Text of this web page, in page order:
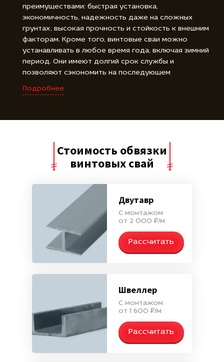
преимуществами: быстрая установка,
экономичность, надежность даже на сложных
грунтах, высокая прочность и стойкость к внешним
факторам. Кроме того, винтовые сваи можно
устанавливать в любое время года, включая зимний
период. Они имеют долгий срок службы и
позволяют сэкономить на последующем
обслуживании фундамента. Все эти преимущества
делают фундамент из винтовых свай идеальным
Подробнее
Стоимость обвязки
винтовых свай
Двутавр
С монтажом
от 2 000 ₽/м
Рассчитать
Швеллер
С монтажом
от 1 600 ₽/м
Рассчитать